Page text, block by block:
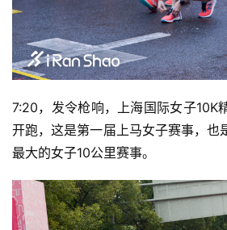
7:20，发令枪响，上海国际女子10K
开跑，这是第一届上马女子赛事，也
最大的女子10公里赛事。